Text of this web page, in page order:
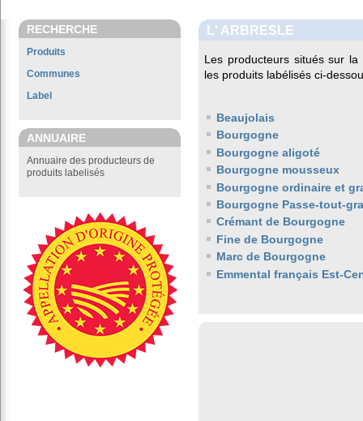
RECHERCHE
Produits
Communes
Label
ANNUAIRE
Annuaire des producteurs de
produits labelisés
L' ARBRESLE
Les producteurs situés sur
les produits labélisés ci-
Beaujolais
Bourgogne
Bourgogne aligoté
Bourgogne mousseux
Bourgogne ordinaire et
Bourgogne Passe-tout-
Crémant de Bourgogne
Fine de Bourgogne
Marc de Bourgogne
Emmental français Est-